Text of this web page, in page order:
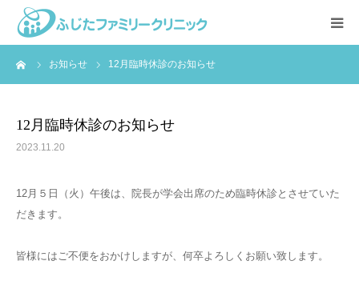
お知らせ 12月臨時休診のお知らせ
12月臨時休診のお知らせ
2023.11.20
12月５日（火）午後は、院長が学会出席のため臨時休診とさせていた
だきます。
皆様にはご不便をおかけしますが、何卒よろしくお願い致します。
ホーム
診療メニュー